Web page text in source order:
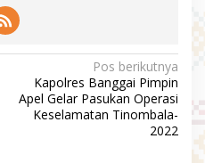
Pos berikutnya
Kapolres Banggai Pimpin
Apel Gelar Pasukan Operasi
Keselamatan Tinombala-
2022